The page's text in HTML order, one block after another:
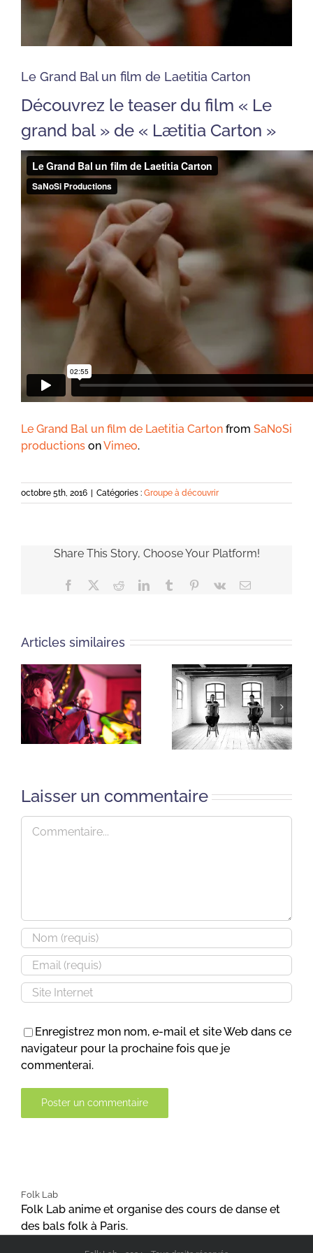
Le Grand Bal un film de Laetitia Carton
Découvrez le teaser du film « Le
grand bal » de « Lætitia Carton »
Le Grand Bal un film de Laetitia Carton from SaNoSi
productions onVimeo.
octobre 5th, 2016 | Catégories : Groupe à découvrir
Share This Story, Choose Your Platform!
Facebook RedditLinkedInTumblr Pinterest
Vk Email
Articles similaires
Laisser un commentaire
Commentaire
Enregistrez mon nom, e-mail et site Web dans ce
navigateur pour la prochaine fois que je
commenterai.
Folk Lab
Folk Lab anime et organise des cours de danse et
des bals folk à Paris.